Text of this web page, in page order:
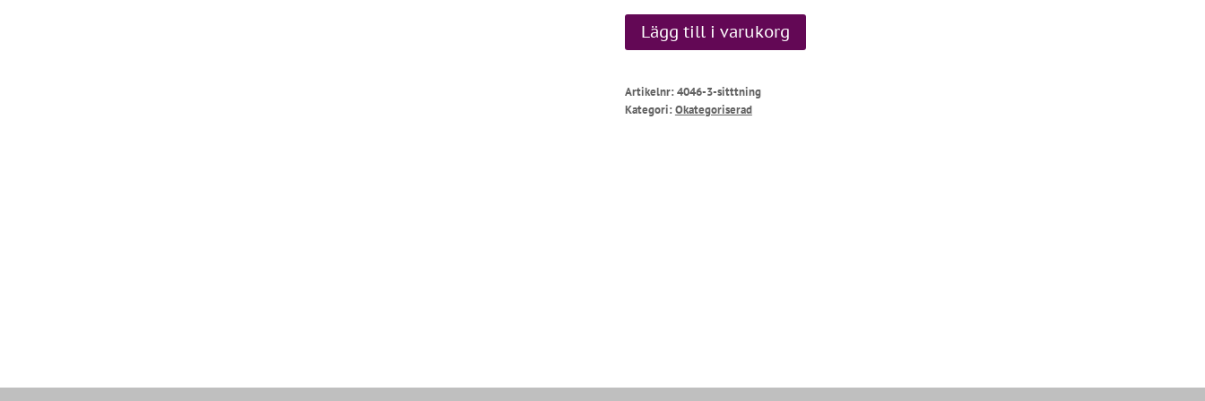
Sitttning
mängd
Lägg till i varukorg
Artikelnr:4046-3-sitttning
Kategori:Okategoriserad